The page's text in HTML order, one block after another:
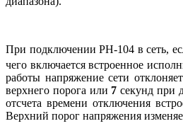
При подключении РН-104 в сеть,
чего включается встроенное
работы напряжение сети
верхнего порога или 7секунд при
отсчета времени отключения
Верхний порог напряжения